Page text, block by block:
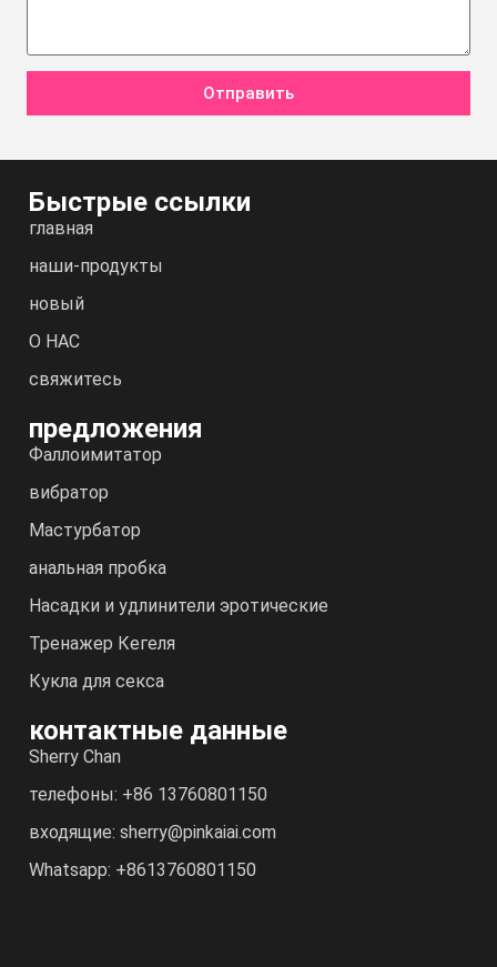
Отправить
Быстрые ссылки
главная
наши-продукты
новый
О НАС
свяжитесь
предложения
Фаллоимитатор
вибратор
Мастурбатор
анальная пробка
Насадки и удлинители эротические
Тренажер Кегеля
Кукла для секса
контактные данные
Sherry Chan
телефоны: +86 13760801150
входящие: sherry@pinkaiai.com
Whatsapp: +8613760801150